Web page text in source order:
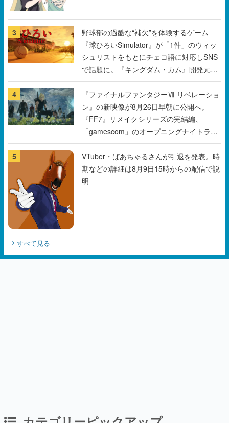
シュリストをもとにチェコ語に対応しSNS
で話題に。『キングダム・カム』開発元や
チェコのプロ野球選手から称賛の声
4
『ファイナルファンタジーⅦ リベレーショ
ン』の新映像が8月26日早朝に公開へ。
『FF7』リメイクシリーズの完結編、
「gamescom」のオープニングナイトライ
ブにてディレクターの浜口直樹氏が登壇す
る予定
5
VTuber・ばあちゃるさんが引退を発表。時
期などの詳細は8月9日15時からの配信で説
明
すべて見る